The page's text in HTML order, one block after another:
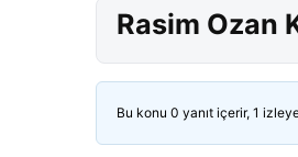
Rasim Ozan
Bu konu 0 yanıt içerir, 1